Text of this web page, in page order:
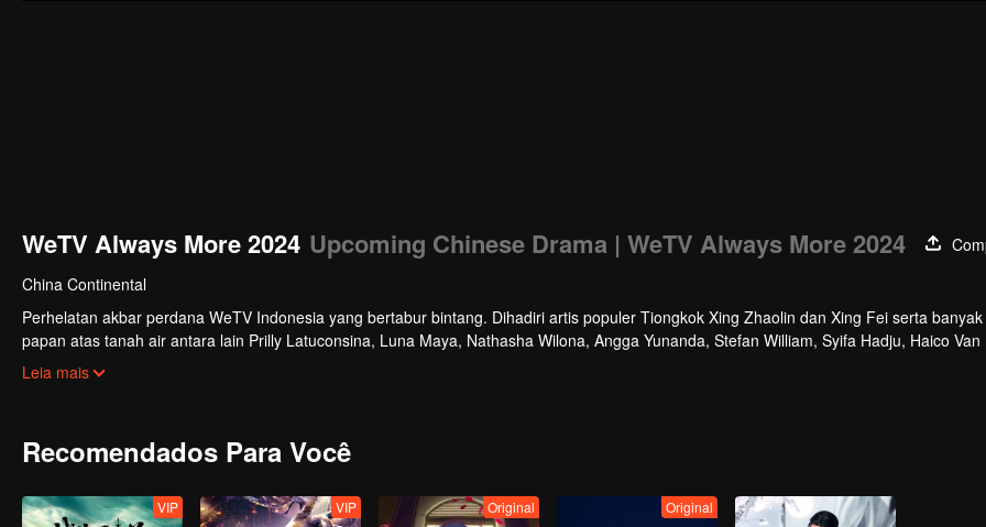
WeTV Always More 2024 Upcoming Chinese Drama | WeTV Always More 2024
China Continental
Perhelatan akbar perdana WeTV Indonesia yang bertabur bintang. Dihadiri artis populer Tiongkok Xing Zhaolin dan Xing Fei serta
papan atas tanah air antara lain Prilly Latuconsina, Luna Maya, Nathasha Wilona, Angga Yunanda, Stefan William, Syifa Hadju, Haico Van
Veken dan banyak lagi. Plus penampilan spesial dari Rossa. Di acara ini WeTV Indonesia juga mengumumkan WeTV Original series yang
Leia mais
Recomendados Para Você
VIP VIP Original Original